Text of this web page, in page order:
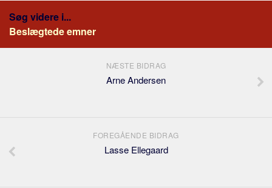
Søg videre i...
Beslægtede emner
NÆSTE BIDRAG
Arne Andersen
FOREGÅENDE BIDRAG
Lasse Ellegaard